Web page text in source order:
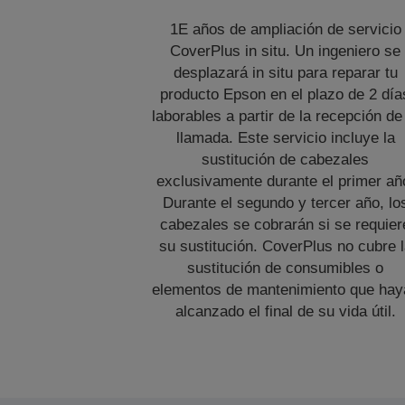
1E años de ampliación de servicio
CoverPlus in situ. Un ingeniero se
desplazará in situ para reparar tu
producto Epson en el plazo de 2
laborables a partir de la recepción
llamada. Este servicio incluye la
sustitución de cabezales
exclusivamente durante el primer
Durante el segundo y tercer año,
cabezales se cobrarán si se
su sustitución. CoverPlus no cubre
sustitución de consumibles o
elementos de mantenimiento que
alcanzado el final de su vida útil.